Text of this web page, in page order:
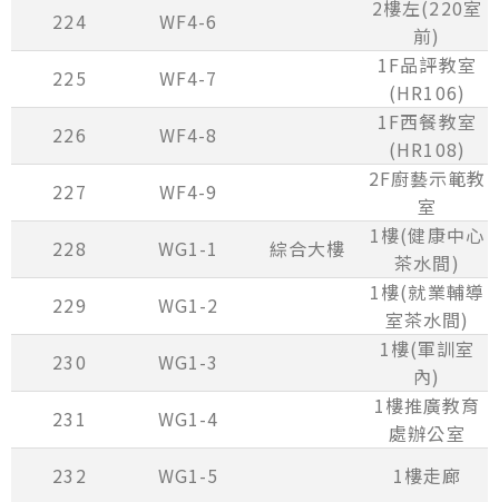
224
WF4-6
2樓左(220室
前)
225
WF4-7
1F品評教室
(HR106)
226
WF4-8
1F西餐教室
(HR108)
227
WF4-9
2F廚藝示範教
室
228
WG1-1 綜合大樓
1樓(健康中心
茶水間)
229
WG1-2
1樓(就業輔導
室茶水間)
230
WG1-3
1樓(軍訓室
內)
231
WG1-4
1樓推廣教育
處辦公室
232
WG1-5 1樓走廊